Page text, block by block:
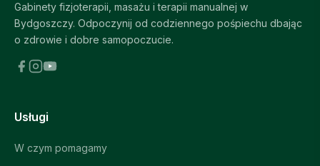
Gabinety fizjoterapii, masażu i terapii manualnej w
Bydgoszczy. Odpoczynij od codziennego pośpiechu dbając
o zdrowie i dobre samopoczucie.
Usługi
W czym pomagamy